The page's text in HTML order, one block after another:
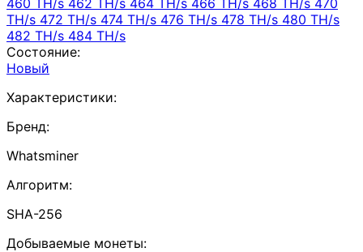
TH/s 472 TH/s 474 TH/s 476 TH/s 478 TH/s 480 TH/s
482 TH/s 484 TH/s
Состояние:
Новый
Характеристики:
Бренд:
Whatsminer
Алгоритм:
SHA-256
Добываемые монеты: